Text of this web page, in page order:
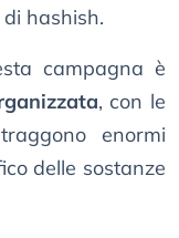
hashish.
campagna è
, con le
enormi
delle sostanze